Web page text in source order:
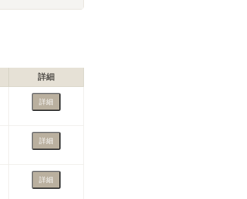
詳細
詳細
詳細
詳細